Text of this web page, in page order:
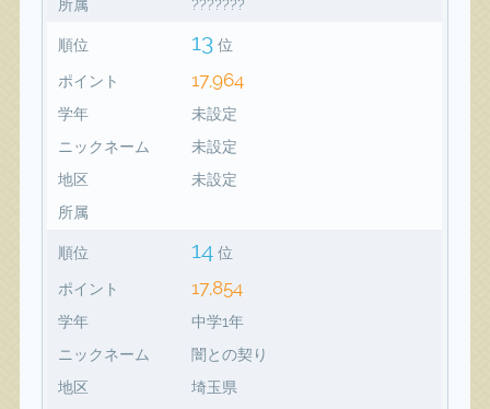
所属
???????
順位 13 位
ポイント 17,964
学年
未設定
ニックネーム
未設定
地区
未設定
所属
順位 14 位
ポイント 17,854
学年
中学1年
ニックネーム
闇との契り
地区
埼玉県